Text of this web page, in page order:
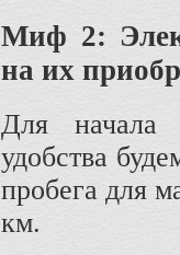
Миф 2:
на их
Для начала
удобства
пробега для
км.